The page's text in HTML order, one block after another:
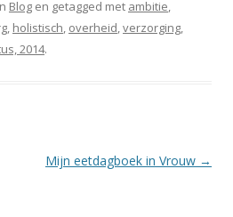
Blog en getagged met ambitie,
, holistisch, overheid,verzorging,
2014.
Mijn eetdagboek in Vrouw →